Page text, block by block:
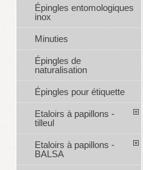
Épingles entomologiques
inox
Minuties
Épingles de
naturalisation
Épingles pour étiquette
Etaloirs à papillons -
tilleul
Etaloirs à papillons -
BALSA